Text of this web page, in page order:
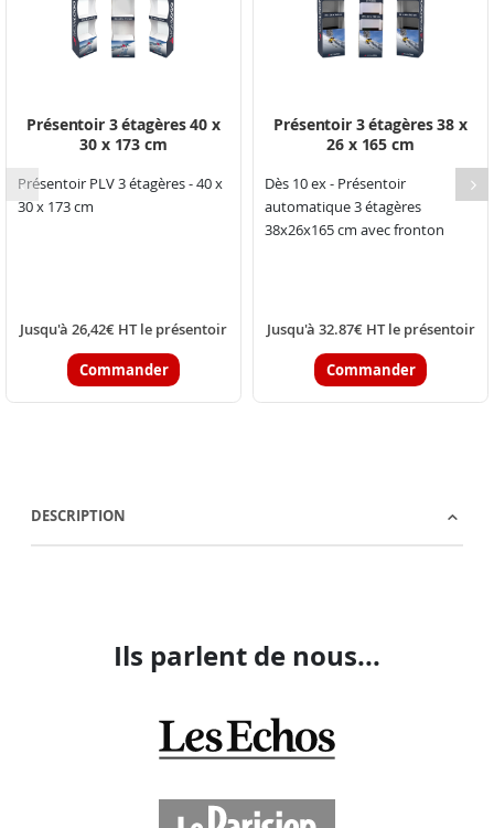
Présentoir 3 étagères 40 x
30 x 173 cm
Présentoir PLV 3 étagères - 40 x
30 x 173 cm
Jusqu'à 26,42€ HT le présentoir
Commander
Présentoir 3 étagères 38 x
26 x 165 cm
Dès 10 ex - Présentoir
automatique 3 étagères
38x26x165 cm avec fronton
Jusqu'à 32.87€ HT le présentoir
Commander
DESCRIPTION
Ils parlent de nous...